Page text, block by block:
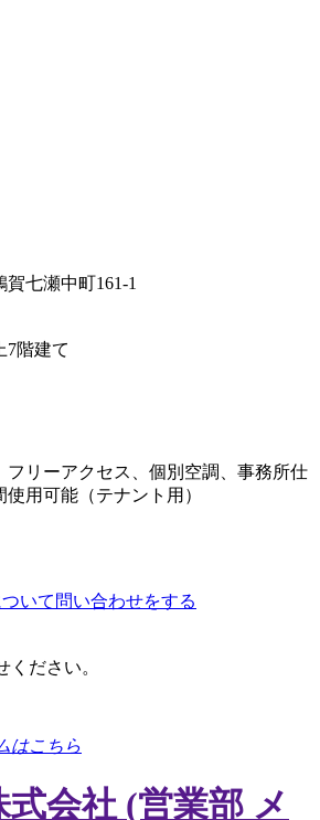
七瀬中町161-1
7階建て
フリーアクセス、個別空調、事務所仕
使用可能（テナント用）
いて問い合わせをする
ください。
はこちら
会社 (営業部 メ